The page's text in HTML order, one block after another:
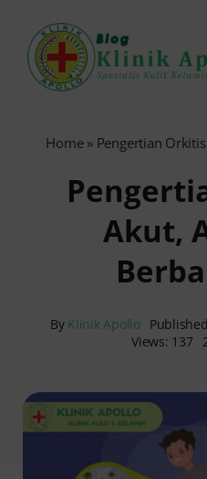
content
0821-1099-9870
Home» Pengertian
Akut,
By Klinik Apollo
Views: 137